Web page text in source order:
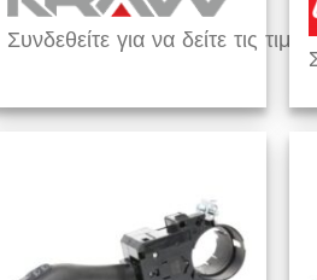
Συνδεθείτε για να δείτε τις τιμές